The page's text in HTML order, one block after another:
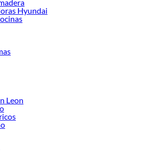
de Diferencial eléctrico en Sodimac
de calidad para tus proyectos y
y descubre todo lo que tenemos para
de productos de Diferencial eléctrico en
para tus proyectos de renovación y
ideas realidad!
Hyundai
Leon